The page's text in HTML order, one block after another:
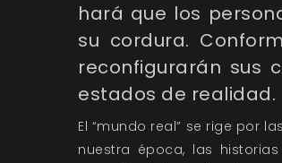
hará que los
su cordura.
reconfigurarán sus
estados de realidad.
El “mundo real” se rige por
nuestra época, las